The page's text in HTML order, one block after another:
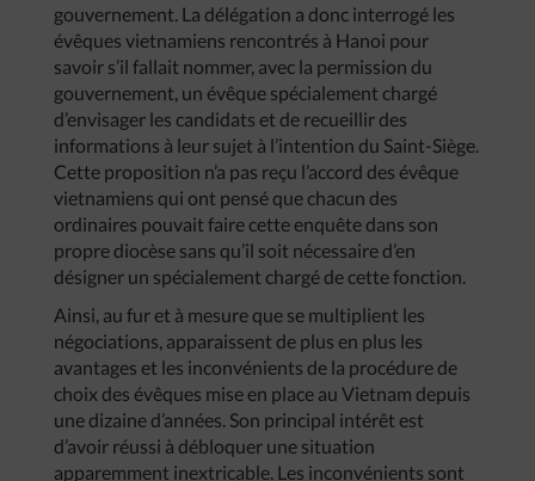
gouvernement. La délégation a donc interrogé les
évêques vietnamiens rencontrés à Hanoi pour
savoir s’il fallait nommer, avec la permission du
gouvernement, un évêque spécialement chargé
d’envisager les candidats et de recueillir des
informations à leur sujet à l’intention du Saint-Siège.
Cette proposition n’a pas reçu l’accord des évêque
vietnamiens qui ont pensé que chacun des
ordinaires pouvait faire cette enquête dans son
propre diocèse sans qu’il soit nécessaire d’en
désigner un spécialement chargé de cette fonction.
Ainsi, au fur et à mesure que se multiplient les
négociations, apparaissent de plus en plus les
avantages et les inconvénients de la procédure de
choix des évêques mise en place au Vietnam depuis
une dizaine d’années. Son principal intérêt est
d’avoir réussi à débloquer une situation
apparemment inextricable. Les inconvénients sont